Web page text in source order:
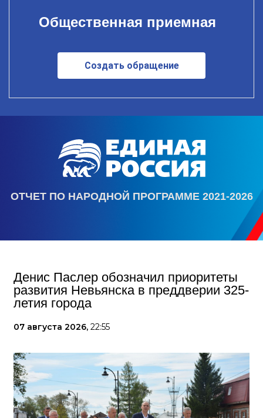
Общественная приемная
Создать обращение
ОТЧЕТ ПО НАРОДНОЙ ПРОГРАММЕ 2021-2026
Денис Паслер обозначил приоритеты
развития Невьянска в преддверии 325-
летия города
07 августа 2026, 22:55